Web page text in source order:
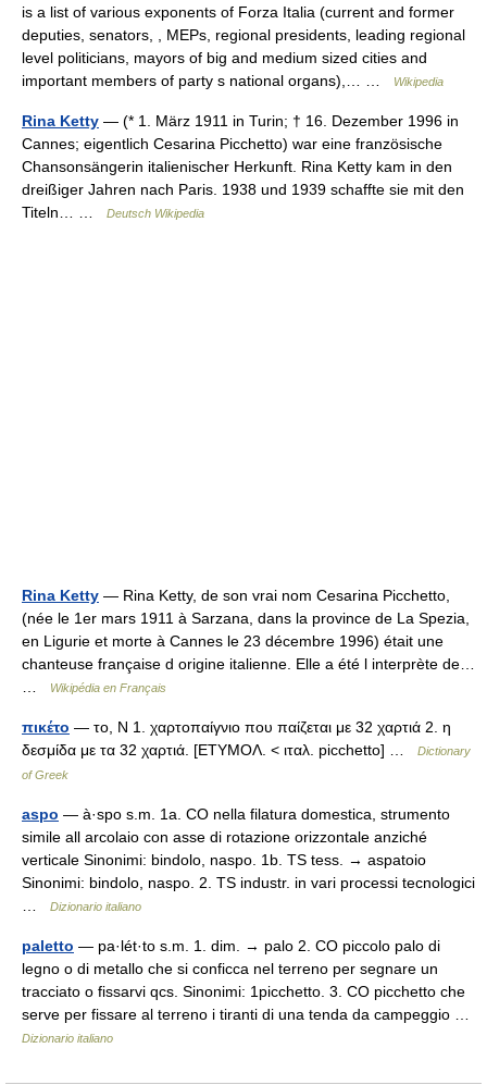
is a list of various exponents of Forza Italia (current and former
deputies, senators, , MEPs, regional presidents, leading regional
level politicians, mayors of big and medium sized cities and
important members of party s national organs),… …
Wikipedia
Rina Ketty — (* 1. März 1911 in Turin; † 16. Dezember 1996 in
Cannes; eigentlich Cesarina Picchetto) war eine französische
Chansonsängerin italienischer Herkunft. Rina Ketty kam in den
dreißiger Jahren nach Paris. 1938 und 1939 schaffte sie mit den
Titeln… …
Deutsch Wikipedia
Rina Ketty — Rina Ketty, de son vrai nom Cesarina Picchetto,
(née le 1er mars 1911 à Sarzana, dans la province de La Spezia,
en Ligurie et morte à Cannes le 23 décembre 1996) était une
chanteuse française d origine italienne. Elle a été l interprète de…
…
Wikipédia en Français
πικέτο — το, Ν 1. χαρτοπαίγνιο που παίζεται με 32 χαρτιά 2. η
δεσμίδα με τα 32 χαρτιά. [ΕΤΥΜΟΛ. < ιταλ. picchetto] …
Dictionary
of Greek
aspo — à·spo s.m. 1a. CO nella filatura domestica, strumento
simile all arcolaio con asse di rotazione orizzontale anziché
verticale Sinonimi: bindolo, naspo. 1b. TS tess. → aspatoio
Sinonimi: bindolo, naspo. 2. TS industr. in vari processi tecnologici
…
Dizionario italiano
paletto — pa·lét·to s.m. 1. dim. → palo 2. CO piccolo palo di
legno o di metallo che si conficca nel terreno per segnare un
tracciato o fissarvi qcs. Sinonimi: 1picchetto. 3. CO picchetto che
serve per fissare al terreno i tiranti di una tenda da campeggio …
Dizionario italiano